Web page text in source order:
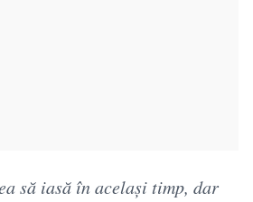
să iasă în același timp, dar